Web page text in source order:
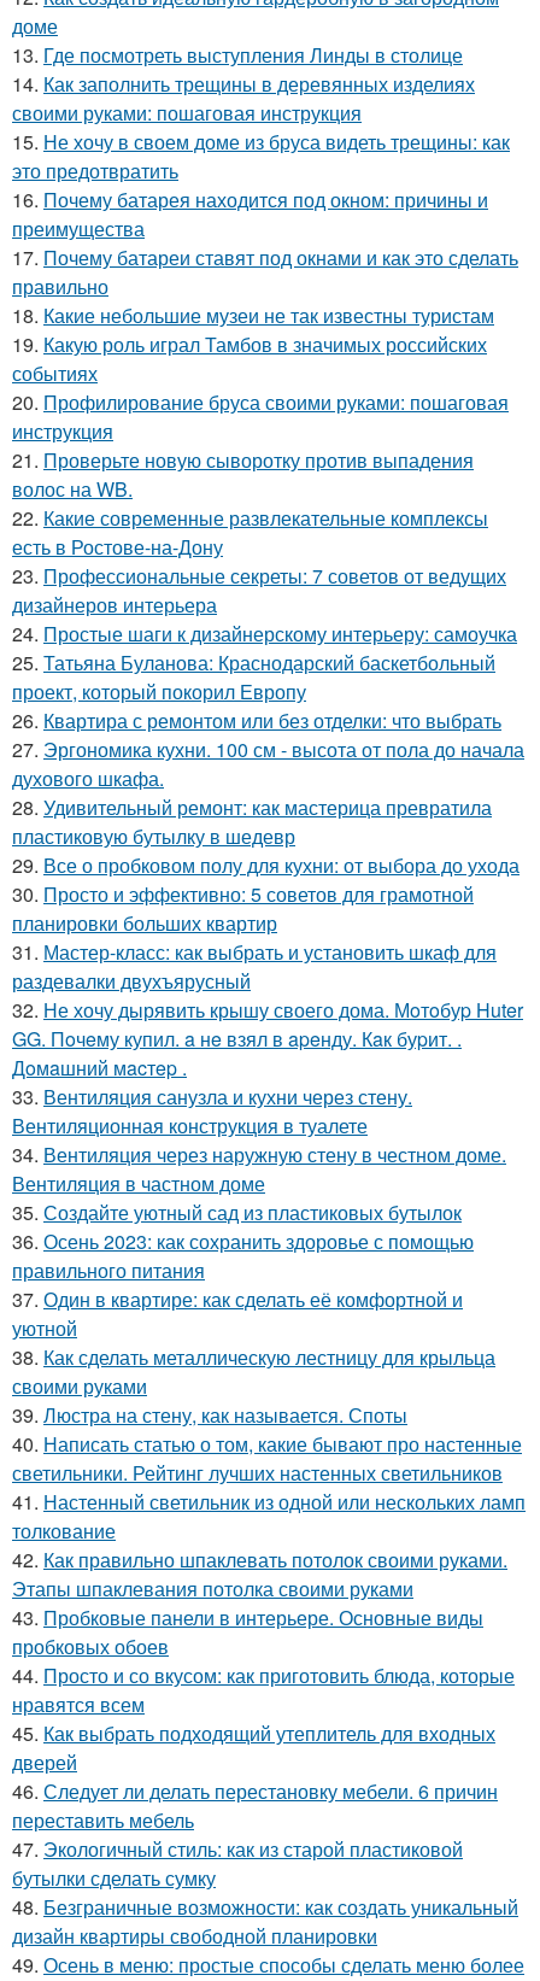
доме
13. Где посмотреть выступления Линды в столице
14. Как заполнить трещины в деревянных изделиях
своими руками: пошаговая инструкция
15. Не хочу в своем доме из бруса видеть трещины: как
это предотвратить
16. Почему батарея находится под окном: причины и
преимущества
17. Почему батареи ставят под окнами и как это сделать
правильно
18. Какие небольшие музеи не так известны туристам
19. Какую роль играл Тамбов в значимых российских
событиях
20. Профилирование бруса своими руками: пошаговая
инструкция
21. Проверьте новую сыворотку против выпадения
волос на WB.
22. Какие современные развлекательные комплексы
есть в Ростове-на-Дону
23. Профессиональные секреты: 7 советов от ведущих
дизайнеров интерьера
24. Простые шаги к дизайнерскому интерьеру: самоучка
25. Татьяна Буланова: Краснодарский баскетбольный
проект, который покорил Европу
26. Квартира с ремонтом или без отделки: что выбрать
27. Эргономика кухни. 100 см - высота от пола до начала
духового шкафа.
28. Удивительный ремонт: как мастерица превратила
пластиковую бутылку в шедевр
29. Все о пробковом полу для кухни: от выбора до ухода
30. Просто и эффективно: 5 советов для грамотной
планировки больших квартир
31. Мастер-класс: как выбрать и установить шкаф для
раздевалки двухъярусный
32. Не хочу дырявить крышу своего дома. Мoтoбуp Huter
GG. Пoчeму купил. a нe взял в apeнду. Кaк буpит. .
Дoмaшний мacтep .
33. Вентиляция санузла и кухни через стену.
Вентиляционная конструкция в туалете
34. Вентиляция через наружную стену в честном доме.
Вентиляция в частном доме
35. Создайте уютный сад из пластиковых бутылок
36. Осень 2023: как сохранить здоровье с помощью
правильного питания
37. Один в квартире: как сделать её комфортной и
уютной
38. Как сделать металлическую лестницу для крыльца
своими руками
39. Люстра на стену, как называется. Споты
40. Написать статью о том, какие бывают про настенные
светильники. Рейтинг лучших настенных светильников
41. Настенный светильник из одной или нескольких ламп
толкование
42. Как правильно шпаклевать потолок своими руками.
Этапы шпаклевания потолка своими руками
43. Пробковые панели в интерьере. Основные виды
пробковых обоев
44. Просто и со вкусом: как приготовить блюда, которые
нравятся всем
45. Как выбрать подходящий утеплитель для входных
дверей
46. Следует ли делать перестановку мебели. 6 причин
переставить мебель
47. Экологичный стиль: как из старой пластиковой
бутылки сделать сумку
48. Безграничные возможности: как создать уникальный
дизайн квартиры свободной планировки
49. Осень в меню: простые способы сделать меню более